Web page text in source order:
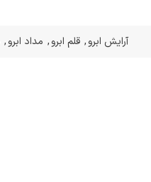
آرایش ابرو, قلم ابرو, مداد ابرو,